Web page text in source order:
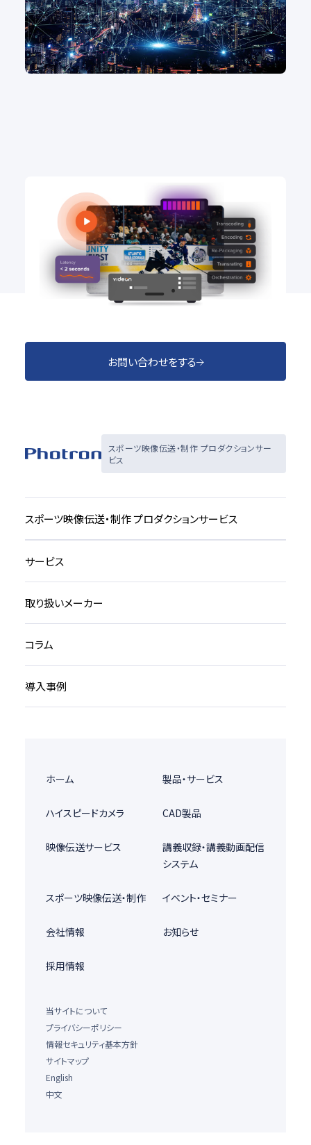
Videonの知られざる特長について～「配信する、だけ
でないエンコーダ」とは⁉～
映像伝送 #IP#SRT#ライブ配信#映像伝送
お問い合わせをする
スポーツ映像伝送・制作 プロダクションサー
ビス
スポーツ映像伝送・制作 プロダクションサービス
サービス
取り扱いメーカー
コラム
導入事例
ホーム 製品・サービス
ハイスピードカメラ CAD製品
映像伝送サービス
講義収録・講義動画配信
システム
スポーツ映像伝送・制作 イベント・セミナー
会社情報 お知らせ
採用情報
当サイトについて
プライバシーポリシー
情報セキュリティ基本方針
サイトマップ
English
中文